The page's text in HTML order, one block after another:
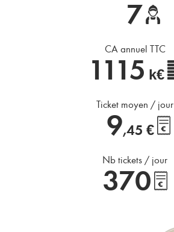
7
CA annuel TTC
1115 k€
Ticket moyen / jour
9,45 €
Nb tickets / jour
370